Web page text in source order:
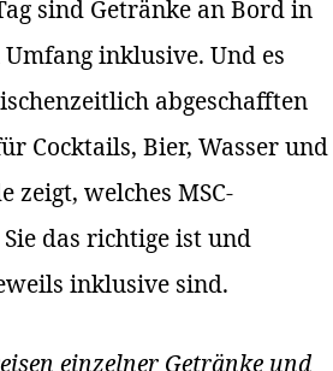
sind Getränke an Bord in
inklusive. Und es
abgeschafften
Cocktails, Bier, Wasser und
zeigt, welches MSC-
das richtige ist und
inklusive sind.
einzelner Getränke und